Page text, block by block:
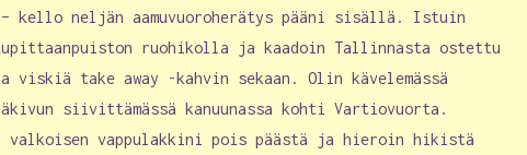
kello neljän aamuvuoroherätys pääni sisällä. Istuin
ruohikolla ja kaadoin Tallinnasta ostettu
take away -kahvin sekaan. Olin kävelemässä
siivittämässä kanuunassa kohti Vartiovuorta.
vappulakkini pois päästä ja hieroin hikistä